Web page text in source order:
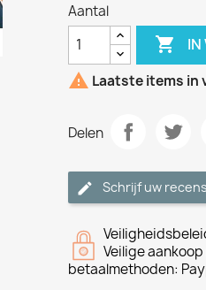
Aantal
 IN
 Laatste items in
Delen
Schrijf uw
Veilige
betaalmethoden: